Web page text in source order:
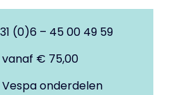
(0)6 – 45 00 49 59
€ 75,00
onderdelen